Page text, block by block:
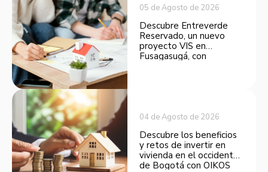
05 de Agosto de 2026
Descubre Entreverde
Reservado, un nuevo
proyecto VIS en
Fusagasugá, con
04 de Agosto de 2026
Descubre los beneficios
y retos de invertir en
vivienda en el occidente
de Bogotá con OIKOS